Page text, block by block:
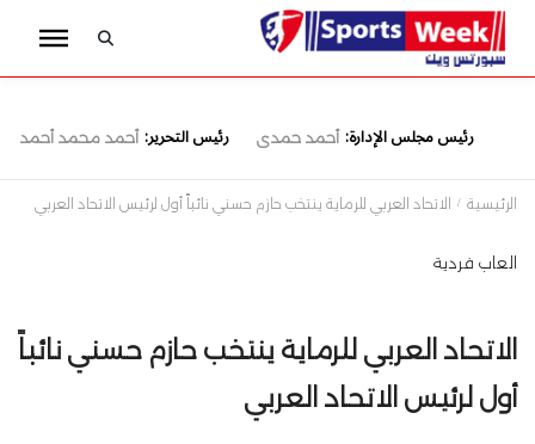
رئيس مجلس الإدارة: أحمد حمدى رئيس التحرير: أحمد محمد أحمد
الرئيسية الاتحاد العربي للرماية ينتخب حازم حسني نائباً أول لرئيس الاتحاد العربي
العاب فردية
الاتحاد العربي للرماية ينتخب حازم حسني نائباً
أول لرئيس الاتحاد العربي